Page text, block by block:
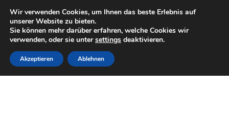
LIEFERUNG ab 6 EUR
Mo–Fr 9–16 Uhr · 0175 7465658
Zur
Navigation
springen
Zum
Inhalt
springen
Wir verwenden Cookies, um Ihnen das beste Erlebnis auf
unserer Website zu bieten.
Sie können mehr darüber erfahren, welche Cookies wir
verwenden, oder sie untersettings deaktivieren.
Akzeptieren Ablehnen